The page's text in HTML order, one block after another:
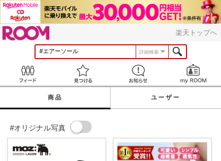
楽天トップへ
詳細検索
見つける お知らせ
商品 ユーザー
#オリジナル写真